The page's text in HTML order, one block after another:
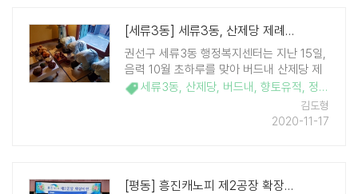
[세류3동] 세류3동, 산제당 제례행사 개최
권선구 세류3동 행정복지센터는 지난 15일,
음력 10월 초하루를 맞아 버드내 산제당 제
례행사를 개최했다. 버드내 산제당 제례행사
는 수원시 향토유적 제11호로 매년 음력 10
월 초하루에 치루어지는 마을의 공동제의 행
세류3동, 산제당, 버드내 , 향토유적, 정조사거리
김도형
2020-11-17
[평동] 흥진캐노피 제2공장 확장기념, 평동에 백미 및 후원금 전달